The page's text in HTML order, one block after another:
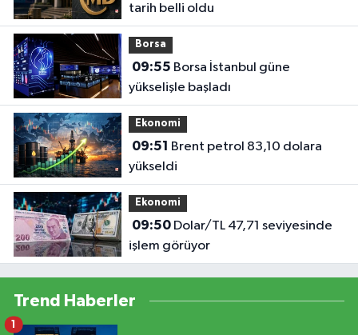
tarih belli oldu
Borsa
09:55
yükselişle başladı
Ekonomi
09:51
yükseldi
Ekonomi
09:50Dolar/TL 47,71 seviyesinde
işlem görüyor
Trend Haberler
1